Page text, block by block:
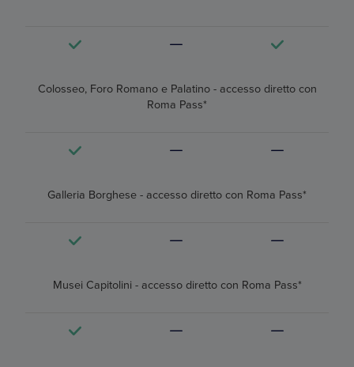
Colosseo, Foro Romano e Palatino - accesso diretto con
Roma Pass*
Galleria Borghese - accesso diretto con Roma Pass*
Musei Capitolini - accesso diretto con Roma Pass*